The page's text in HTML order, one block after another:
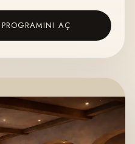
PROGRAMINI AÇ